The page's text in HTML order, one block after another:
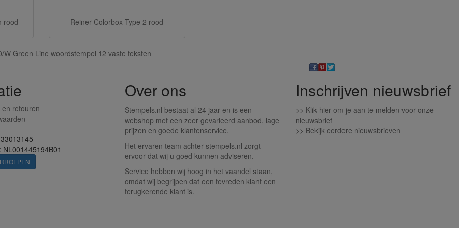
rood Reiner Colorbox Type 2 rood
W Green Line woordstempel 12 vaste teksten
retouren
Over ons
Stempels.nl bestaat al 24 jaar en is een
webshop met een zeer gevarieerd aanbod, lage
prijzen en goede klantenservice.
Het ervaren team achter stempels.nl zorgt
ervoor dat wij u goed kunnen adviseren.
Service hebben wij hoog in het vaandel staan,
omdat wij begrijpen dat een tevreden klant een
terugkerende klant is.
Inschrijven nieuwsbrief
>> Klik hier om je aan te melden voor onze
nieuwsbrief
>> Bekijk eerdere nieuwsbrieven